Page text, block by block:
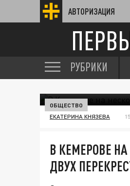
АВТОРИЗАЦИЯ
РУБРИКИ
ОБЩЕСТВО
ЕКАТЕРИНА КНЯЗЕВА
В КЕМЕРОВЕ
ДВУХ